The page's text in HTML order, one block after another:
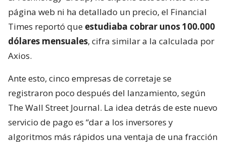
página web ni ha detallado un precio, el Financial
Times reportó que estudiaba cobrar unos 100.000
dólares mensuales, cifra similar a la calculada por
Axios.
Ante esto, cinco empresas de corretaje se
registraron poco después del lanzamiento, según
The Wall Street Journal. La idea detrás de este nuevo
servicio de pago es “dar a los inversores y
algoritmos más rápidos una ventaja de una fracción